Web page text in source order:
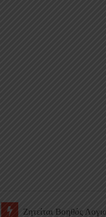
Ζητείται Υπάλληλος